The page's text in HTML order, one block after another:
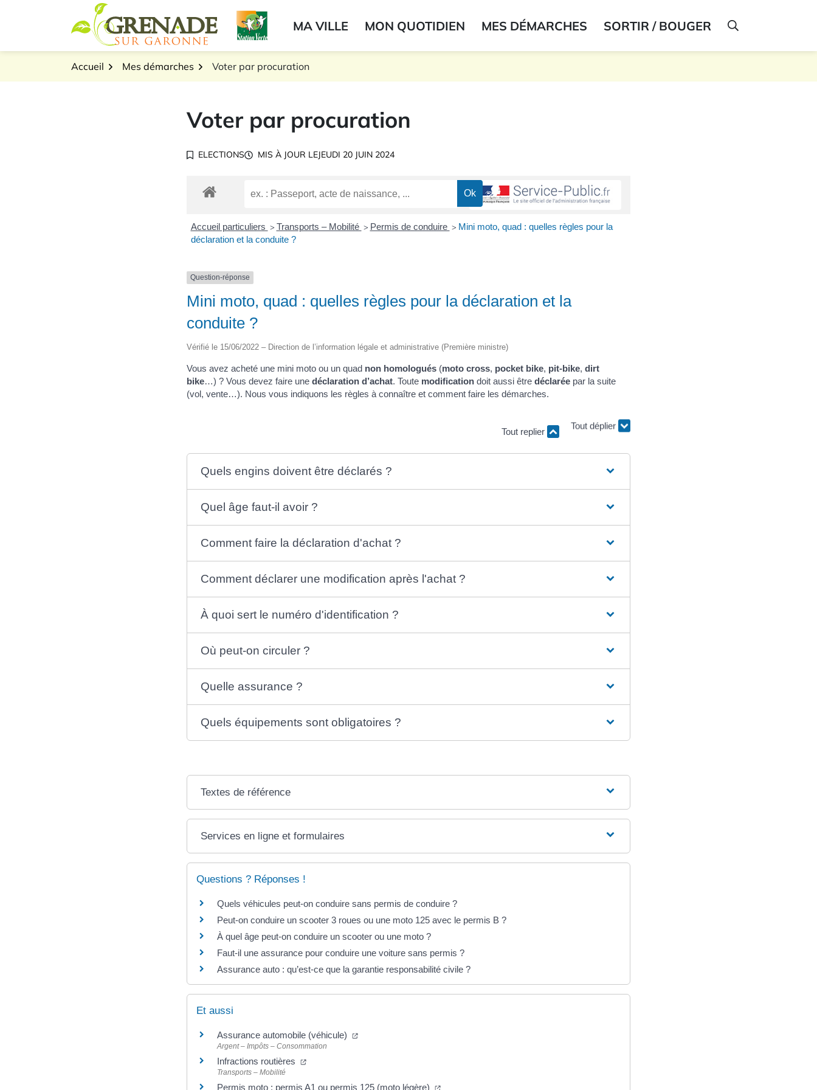
Logo Grenade sur GaronneMA VILLE MON QUOTIDIEN MES DÉMARCHES SORTIR / BOUGER AFFICHER LA
Accueil Mes démarches Voter par procuration
Voter par procuration
ELECTIONS MIS À JOUR LEJEUDI 20 JUIN 2024
Accueil particuliers > Transports – Mobilité > Permis de conduire > Mini moto, quad : quelles règles pour la
déclaration et la conduite ?
Question-réponse
Mini moto, quad : quelles règles pour la déclaration et la
conduite ?
Vérifié le 15/06/2022 – Direction de l’information légale et administrative (Première ministre)
Vous avez acheté une mini moto ou un quad non homologués (moto cross, pocket bike, pit-bike, dirt
bike…) ? Vous devez faire une déclaration d’achat. Toute modification doit aussi être déclarée par la suite
(vol, vente…). Nous vous indiquons les règles à connaître et comment faire les démarches.
Tout replier Tout déplier
Quels engins doivent être déclarés ?
Quel âge faut-il avoir ?
Comment faire la déclaration d'achat ?
Comment déclarer une modification après l'achat ?
À quoi sert le numéro d'identification ?
Où peut-on circuler ?
Quelle assurance ?
Quels équipements sont obligatoires ?
Textes de référence
Services en ligne et formulaires
Questions ? Réponses !
Quels véhicules peut-on conduire sans permis de conduire ?
Peut-on conduire un scooter 3 roues ou une moto 125 avec le permis B ?
À quel âge peut-on conduire un scooter ou une moto ?
Faut-il une assurance pour conduire une voiture sans permis ?
Assurance auto : qu’est-ce que la garantie responsabilité civile ?
Et aussi
Assurance automobile (véhicule)
Argent – Impôts – Consommation
Infractions routières
Transports – Mobilité
Permis moto : permis A1 ou permis 125 (moto légère)